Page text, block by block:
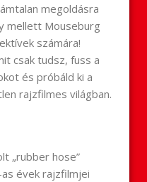
megoldásra
mellett Mouseburg
számára!
csak tudsz, fuss a
és próbáld ki a
rajzfilmes világban.
„rubber hose”
évek rajzfilmjei